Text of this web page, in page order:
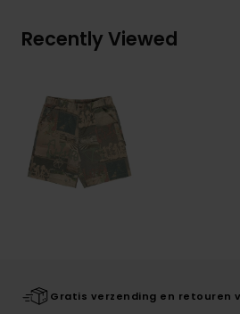
Recently Viewed
Gratis verzending en retouren